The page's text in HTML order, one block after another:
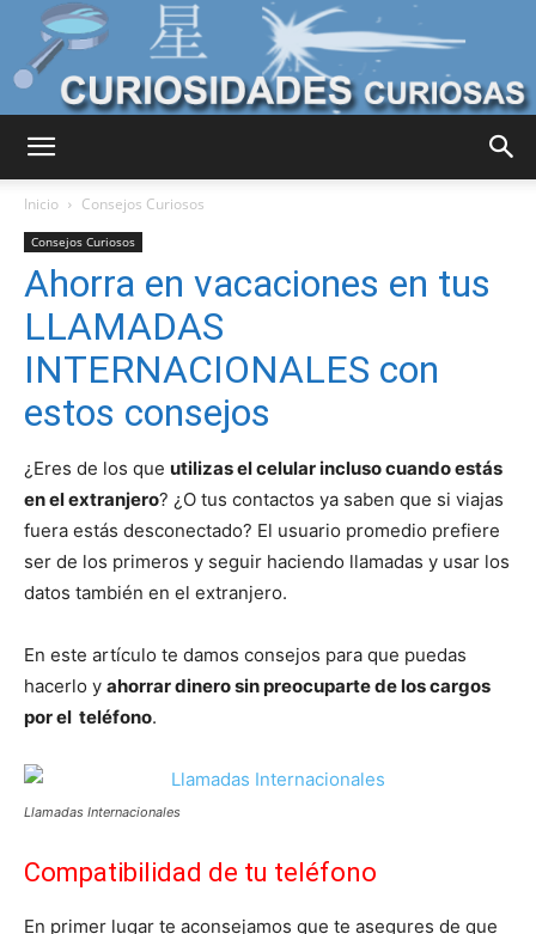
Curiosas
del
Mundo
Inicio Consejos Curiosos
Consejos Curiosos
Ahorra en vacaciones en tus
LLAMADAS
INTERNACIONALES con
estos consejos
¿Eres de los que utilizas el celular incluso cuando estás
en el extranjero? ¿O tus contactos ya saben que si viajas
fuera estás desconectado? El usuario promedio prefiere
ser de los primeros y seguir haciendo llamadas y usar los
datos también en el extranjero.
En este artículo te damos consejos para que puedas
hacerlo y ahorrar dinero sin preocuparte de los cargos
por el teléfono.
Llamadas Internacionales
Compatibilidad de tu teléfono
En primer lugar te aconsejamos que te asegures de que